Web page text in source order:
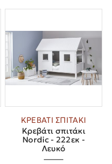
ΚΡΕΒΑΤΙ ΣΠΙΤΑΚΙ
Κρεβάτι σπιτάκι
Nordic - 222εκ -
Λευκό